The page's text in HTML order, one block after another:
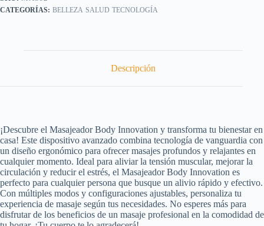
BELLEZA SALUD TECNOLOGÍA
Descripción
¡Descubre el Masajeador Body Innovation y transforma tu bienestar en
casa! Este dispositivo avanzado combina tecnología de vanguardia con
un diseño ergonómico para ofrecer masajes profundos y relajantes en
cualquier momento. Ideal para aliviar la tensión muscular, mejorar la
circulación y reducir el estrés, el Masajeador Body Innovation es
perfecto para cualquier persona que busque un alivio rápido y efectivo.
Con múltiples modos y configuraciones ajustables, personaliza tu
experiencia de masaje según tus necesidades. No esperes más para
disfrutar de los beneficios de un masaje profesional en la comodidad de